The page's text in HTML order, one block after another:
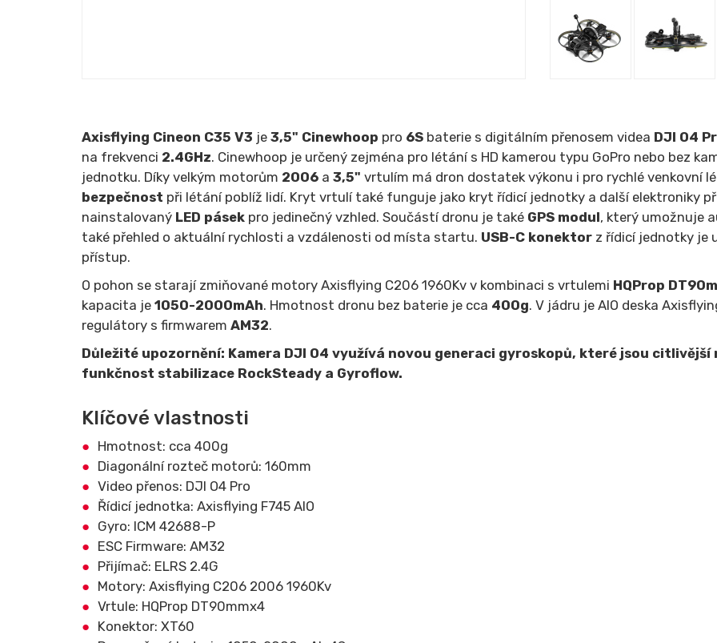
Axisflying Cineon C35 V3 je 3,5" Cinewhoop pro 6S baterie s digitálním přenosem videa DJI O4
na frekvenci 2.4GHz. Cinewhoop je určený zejména pro létání s HD kamerou typu GoPro nebo bez
jednotku. Díky velkým motorům 2006 a 3,5" vrtulím má dron dostatek výkonu i pro rychlé venkovní
bezpečnost při létání poblíž lidí. Kryt vrtulí také funguje jako kryt řídicí jednotky a další elektroniky
nainstalovaný LED pásek pro jedinečný vzhled. Součástí dronu je také GPS modul, který umožnuje
také přehled o aktuální rychlosti a vzdálenosti od místa startu. USB-C konektor z řídicí jednotky je
přístup.
O pohon se starají zmiňované motory Axisflying C206 1960Kv v kombinaci s vrtulemi HQProp
kapacita je 1050-2000mAh. Hmotnost dronu bez baterie je cca 400g. V jádru je AIO deska
regulátory s firmwarem AM32.
Důležité upozornění: Kamera DJI O4 využívá novou generaci gyroskopů, které jsou
funkčnost stabilizace RockSteady a Gyroflow.
Klíčové vlastnosti
Hmotnost: cca 400g
Diagonální rozteč motorů: 160mm
Video přenos: DJI O4 Pro
Řídicí jednotka: Axisflying F745 AIO
Gyro: ICM 42688-P
ESC Firmware: AM32
Přijímač: ELRS 2.4G
Motory: Axisflying C206 2006 1960Kv
Vrtule: HQProp DT90mmx4
Konektor: XT60